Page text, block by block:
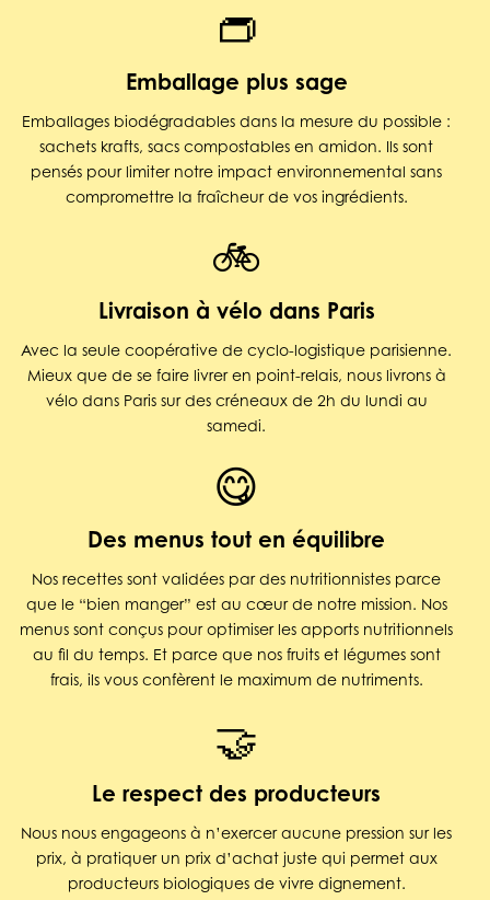
👝
Emballage plus sage
Emballages biodégradables dans la mesure du possible :
sachets krafts, sacs compostables en amidon. Ils sont
pensés pour limiter notre impact environnemental sans
compromettre la fraîcheur de vos ingrédients.
🚲
Livraison à vélo dans Paris
Avec la seule coopérative de cyclo-logistique parisienne.
Mieux que de se faire livrer en point-relais, nous livrons à
vélo dans Paris sur des créneaux de 2h du lundi au
samedi.
😋
Des menus tout en équilibre
Nos recettes sont validées par des nutritionnistes parce
que le “bien manger” est au cœur de notre mission. Nos
menus sont conçus pour optimiser les apports nutritionnels
au fil du temps. Et parce que nos fruits et légumes sont
frais, ils vous confèrent le maximum de nutriments.
🤝
Le respect des producteurs
Nous nous engageons à n’exercer aucune pression sur les
prix, à pratiquer un prix d’achat juste qui permet aux
producteurs biologiques de vivre dignement.